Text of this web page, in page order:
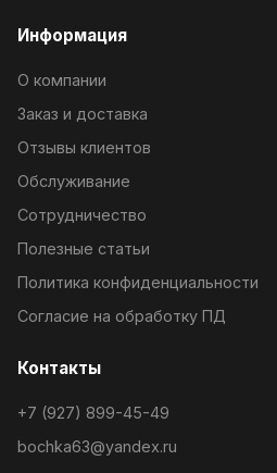
Информация
О компании
Заказ и доставка
Отзывы клиентов
Обслуживание
Сотрудничество
Полезные статьи
Политика конфиденциальности
Согласие на обработку ПД
Контакты
+7 (927) 899-45-49
bochka63@yandex.ru